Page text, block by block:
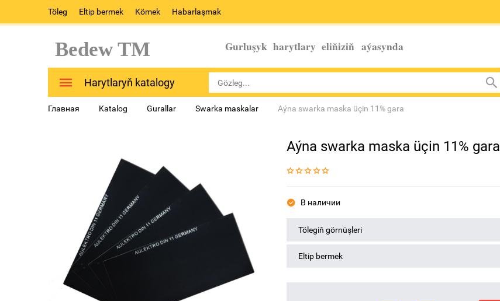
Töleg Eltip bermek Kömek Habarlaşmak
Bedew TM Gurluşyk harytlary eliňiziň aýasynda
Harytlaryň katalogy
Главная Katalog Gurallar Swarka maskalar Aýna swarka maska üçin 11% gara
Aýna swarka maska üçin 11% gara
В наличии
Tölegiň görnüşleri
Eltip bermek